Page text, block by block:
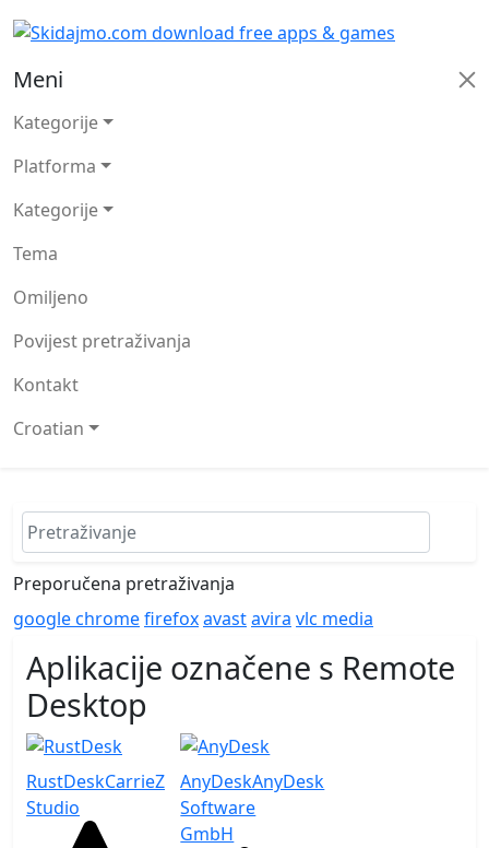
Meni
Kategorije
Platforma
Kategorije
Tema
Omiljeno
Povijest pretraživanja
Kontakt
Croatian
Preporučena pretraživanja
google chromefirefoxavastavira vlc media
Aplikacije označene s Remote
Desktop
RustDeskCarrieZ
Studio
AnyDeskAnyDesk
Software
GmbH